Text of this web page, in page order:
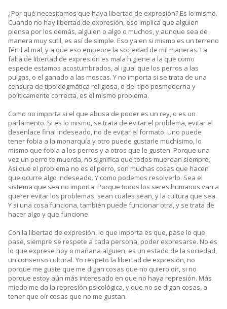
¿Por qué necesitamos que haya libertad de expresión? Es lo mismo.
Cuando no hay libertad de expresión, eso implica que alguien
piensa por los demás, alguien o algo o muchos, y aunque sea de
manera muy sutil, es así de simple. Eso ya en si mismo es un terreno
fértil al mal, y a que eso empeore la sociedad de mil maneras. La
falta de libertad de expresión es mala higiene a la que como
especie estamos acostumbrados, al igual que los perros a las
pulgas, o el ganado a las moscas. Y no importa si se trata de una
censura de tipo dogmática religiosa, o del tipo posmoderna y
políticamente correcta, es el mismo problema.
Como no importa si el que abusa de poder es un rey, o es un
parlamento. Si es lo mismo, se trata de evitar el problema, evitar el
desenlace final indeseado, no de evitar el formato. Uno puede
tener fobia a la monarquía y otro puede gustarle muchísimo, lo
mismo que fobia a los perros y a otros que le gusten. Porque una
vez un perro te muerda, no significa que todos muerdan siempre.
Así que el problema no es el perro, son muchas cosas que hacen
que ocurre algo indeseado. Y como podemos resolverlo. Sea el
sistema que sea no importa. Porque todos los seres humanos van a
querer evitar los problemas, sean cuales sean, y la cultura que sea.
Y si una cosa funciona, también puede funcionar otra, y se trata de
hacer algo y que funcione.
Con la libertad de expresión, lo que importa es que, pase lo que
pase, siempre se respete a cada persona, poder expresarse. No es
lo que exprese hoy o mañana alguien, es un estado de la sociedad,
un consenso cultural. Yo respeto la libertad de expresión, no
porque me guste que me digan cosas que no quiero oír, si no
porque estoy aún más interesado en que no haya represión. Más
miedo me da la represión psicológica, y que no se digan cosas, a
tener que oír cosas que no me gustan.